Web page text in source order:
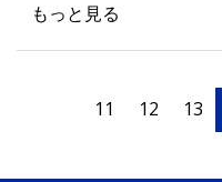
もっと見る
11 12 13